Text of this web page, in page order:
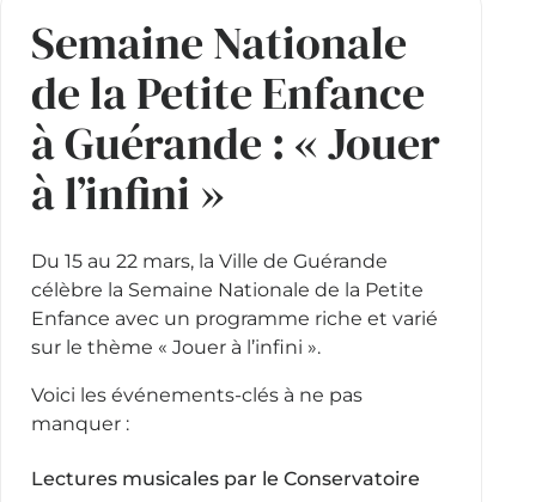
Semaine Nationale
de la Petite Enfance
à Guérande : « Jouer
à l’infini »
Du 15 au 22 mars, la Ville de Guérande
célèbre la Semaine Nationale de la Petite
Enfance avec un programme riche et varié
sur le thème « Jouer à l’infini ».
Voici les événements-clés à ne pas
manquer :
Lectures musicales par le Conservatoire